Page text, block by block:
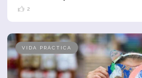
2
VIDA PRÁCTICA